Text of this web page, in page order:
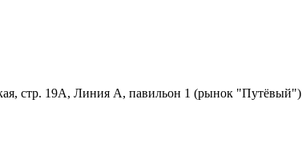
стр. 19А, Линия А, павильон 1 (рынок "Путёвый")